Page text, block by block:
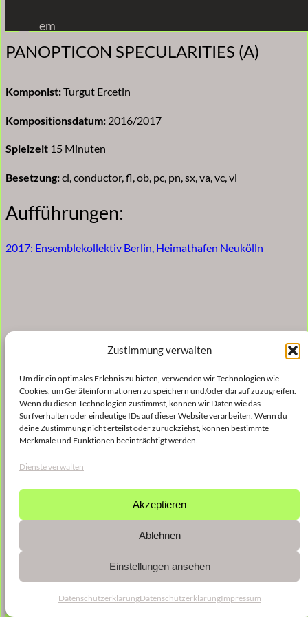
Zustimmung verwalten
Um dir ein optimales Erlebnis zu bieten, verwenden wir Technologien wie
Cookies, um Geräteinformationen zu speichern und/oder darauf zuzugreifen.
Wenn du diesen Technologien zustimmst, können wir Daten wie das
Surfverhalten oder eindeutige IDs auf dieser Website verarbeiten. Wenn du
deine Zustimmung nicht erteilst oder zurückziehst, können bestimmte
Merkmale und Funktionen beeinträchtigt werden.
Dienste verwalten
Akzeptieren
Ablehnen
Einstellungen ansehen
DatenschutzerklärungDatenschutzerklärungImpressum
Inhalt
springen
em
PANOPTICON SPECULARITIES (A)
Komponist:Turgut Ercetin
Kompositionsdatum: 2016/2017
Spielzeit 15 Minuten
Besetzung:cl, conductor, fl, ob, pc, pn, sx, va, vc, vl
Aufführungen:
2017: Ensemblekollektiv Berlin, Heimathafen Neukölln